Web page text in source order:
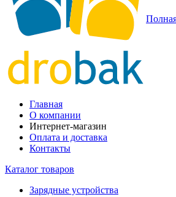
Главная
О компании
Интернет-магазин
Оплата и доставка
Контакты
Каталог товаров
Зарядные устройства